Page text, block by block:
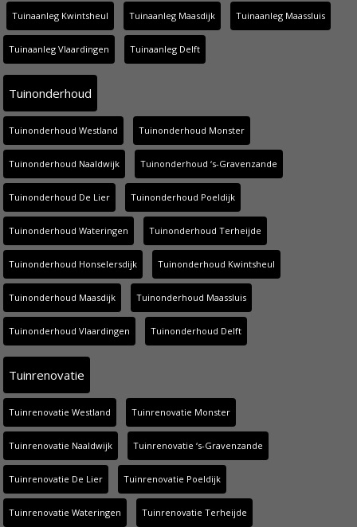
Tuinaanleg Kwintsheul Tuinaanleg Maasdijk Tuinaanleg Maassluis
Tuinaanleg Vlaardingen Tuinaanleg Delft
Tuinonderhoud
Tuinonderhoud Westland Tuinonderhoud Monster
Tuinonderhoud Naaldwijk Tuinonderhoud ‘s-Gravenzande
Tuinonderhoud De Lier Tuinonderhoud Poeldijk
Tuinonderhoud Wateringen Tuinonderhoud Terheijde
Tuinonderhoud Honselersdijk Tuinonderhoud Kwintsheul
Tuinonderhoud Maasdijk Tuinonderhoud Maassluis
Tuinonderhoud Vlaardingen Tuinonderhoud Delft
Tuinrenovatie
Tuinrenovatie Westland Tuinrenovatie Monster
Tuinrenovatie Naaldwijk Tuinrenovatie ‘s-Gravenzande
Tuinrenovatie De Lier Tuinrenovatie Poeldijk
Tuinrenovatie Wateringen Tuinrenovatie Terheijde